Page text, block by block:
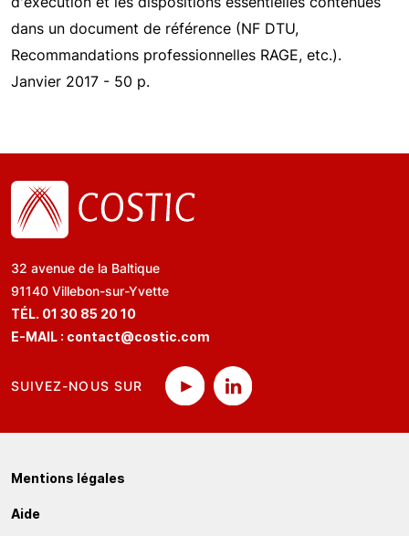
dans un document de référence (NF DTU,
Recommandations professionnelles RAGE, etc.).
Janvier 2017 - 50 p.
32 avenue de la Baltique
91140 Villebon-sur-Yvette
TÉL. 01 30 85 20 10
E-MAIL : contact@costic.com
SUIVEZ-NOUS SUR
Mentions légales
Aide